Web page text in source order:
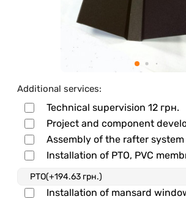
Additional services:
Technical supervision 12 грн.
Project and component
Assembly of the rafter system
Installation of PTO, PVC
Installation of mansard